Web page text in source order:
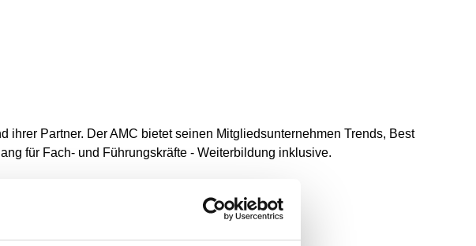
ihrer Partner. Der AMC bietet seinen Mitgliedsunternehmen Trends, Best
für Fach- und Führungskräfte - Weiterbildung inklusive.